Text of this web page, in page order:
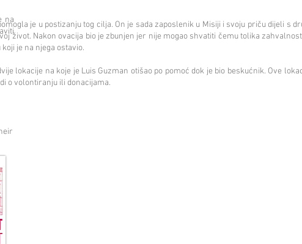
na
je u postizanju tog cilja. On je sada zaposlenik u Misiji i svoju priču dijeli s
život. Nakon ovacija bio je zbunjen jer nije mogao shvatiti čemu tolika
je na njega ostavio.
lokacije na koje je Luis Guzman otišao po pomoć dok je bio beskućnik. Ove
o volontiranju ili donacijama.